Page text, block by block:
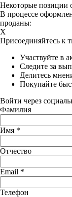
Некоторые позиции
В процессе
проданы:
X
Присоединяйтесь к
Участвуйте в
Следите за
Делитесь
Покупайте
Войти через
Фамилия
Имя *
Отчество
Email *
Телефон